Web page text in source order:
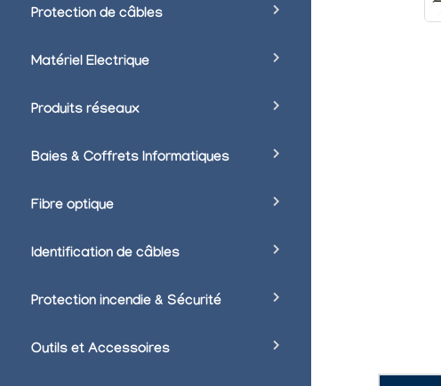
Protection de câbles
Matériel Electrique
Produits réseaux
Baies & Coffrets Informatiques
Fibre optique
Identification de câbles
Protection incendie & Sécurité
Outils et Accessoires